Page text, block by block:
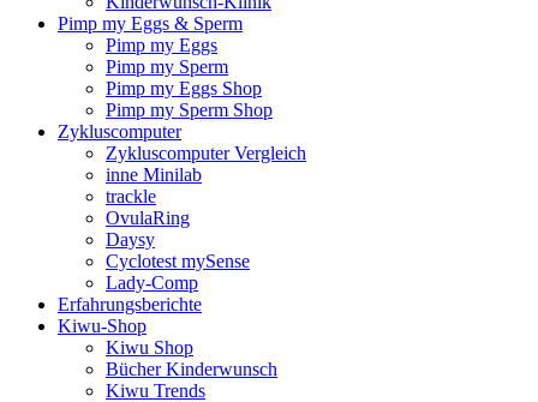
Pimp my Eggs & Sperm
Pimp my Eggs
Pimp my Sperm
Pimp my Eggs Shop
Pimp my Sperm Shop
Zyklus­com­pu­ter
Zyklus­com­pu­ter Ver­gleich
inne Mini­lab
track­le
Ovu­la­Ring
Day­sy
Cyclo­test mySen­se
Lady-Comp
Erfah­rungs­be­rich­te
Kiwu-Shop
Kiwu Shop
Bücher Kin­der­wunsch
Kiwu Trends